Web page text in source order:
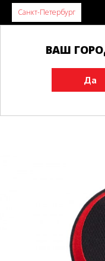
Санкт-Петербург
ВАШ